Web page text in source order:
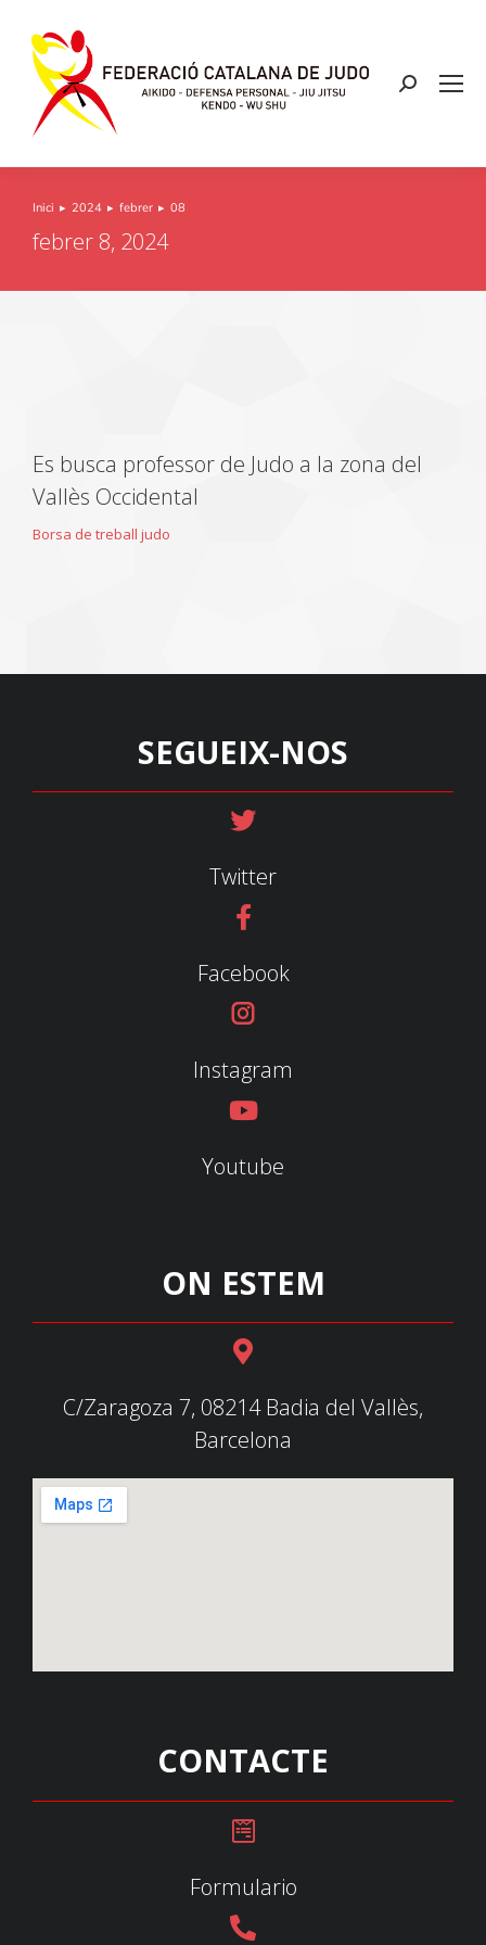
You are here:
Inici 2024 febrer 08
febrer 8, 2024
Es busca professor de Judo a la zona del
Vallès Occidental
Borsa de treball judo
SEGUEIX-NOS
Twitter
Facebook
Instagram
Youtube
ON ESTEM
C/Zaragoza 7, 08214 Badia del Vallès,
Barcelona
CONTACTE
Formulario